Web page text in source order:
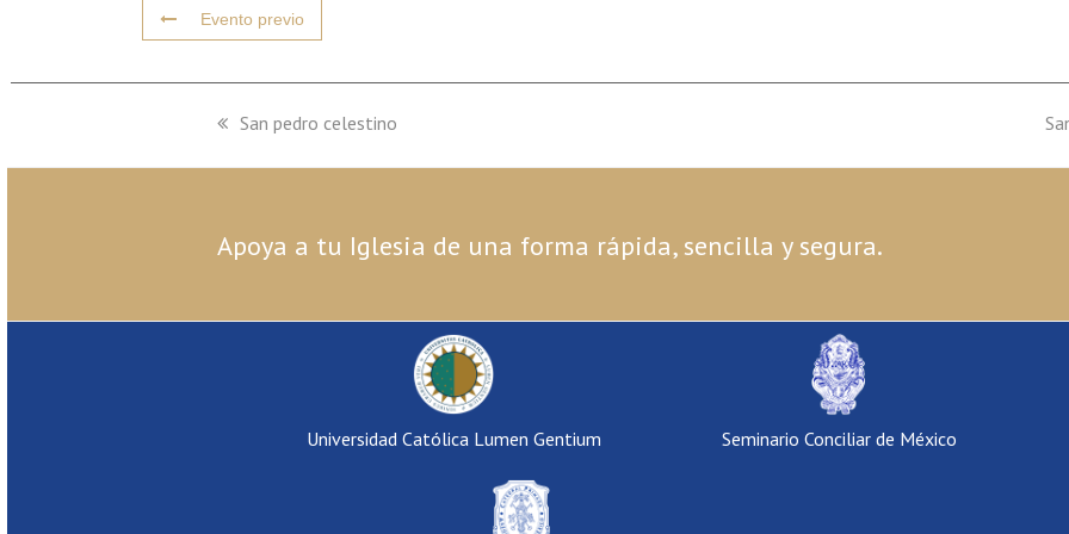
Evento previo
previous
San pedro celestino
Apoya a tu Iglesia de una forma rápida, sencilla y segura.
Universidad Católica Lumen Gentium Seminario Conciliar de México